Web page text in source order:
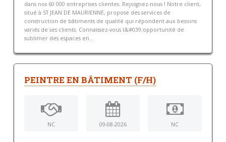
dans nos 60 000 entreprises clientes. Rejoignez-nous ! Notre client,
situé à ST JEAN DE MAURIENNE, propose des services de
construction de bâtiments de qualité qui répondent aux besoins
variés de ses clients. Connaissez-vous l&#039;opportunité de
sublimer des espaces en...
PEINTRE EN BÂTIMENT (F/H)
NC 09-08-2026 NC